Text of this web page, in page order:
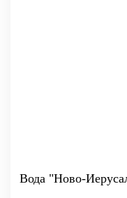
Вода "Ново-